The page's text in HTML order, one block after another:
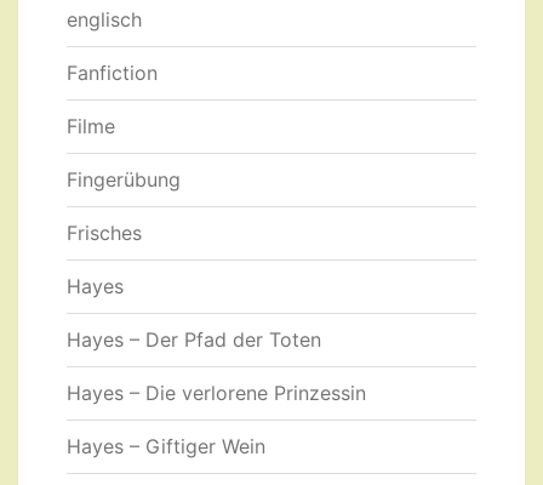
englisch
Fanfiction
Filme
Fingerübung
Frisches
Hayes
Hayes – Der Pfad der Toten
Hayes – Die verlorene Prinzessin
Hayes – Giftiger Wein